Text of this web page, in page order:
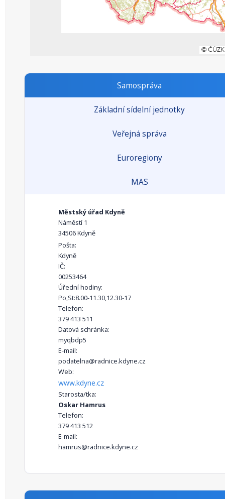
Samospráva
Základní sídelní jednotky
Veřejná správa
Euroregiony
MAS
Městský úřad Kdyně
Náměstí 1
34506 Kdyně
Pošta:
Kdyně
IČ:
00253464
Úřední hodiny:
Po,St:8.00-11.30,12.30-17
Telefon:
379 413 511
Datová schránka:
myqbdp5
E-mail:
podatelna@radnice.kdyne.cz
Web:
www.kdyne.cz
Starosta/tka:
Oskar Hamrus
Telefon:
379 413 512
E-mail:
hamrus@radnice.kdyne.cz